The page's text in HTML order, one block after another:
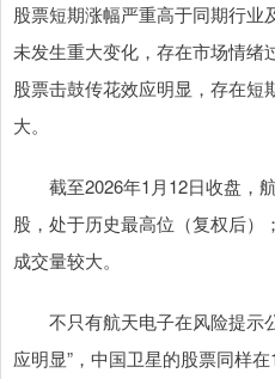
股票短期涨幅严重高于同期行业
未发生重大变化，存在市场情绪
股票击鼓传花效应明显，存在短
大。
截至2026年1月12日收盘，
股，处于历史最高位（复权后）
成交量较大。
不只有航天电子在风险提示
应明显”，中国卫星的股票同样